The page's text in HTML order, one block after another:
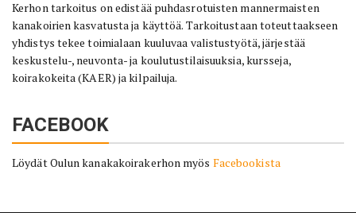
Kerhon tarkoitus on edistää puhdasrotuisten mannermaisten
kanakoirien kasvatusta ja käyttöä. Tarkoitustaan toteuttaakseen
yhdistys tekee toimialaan kuuluvaa valistustyötä, järjestää
keskustelu-, neuvonta- ja koulutustilaisuuksia, kursseja,
koirakokeita (KAER) ja kilpailuja.
FACEBOOK
Löydät Oulun kanakakoirakerhon myös Facebookista